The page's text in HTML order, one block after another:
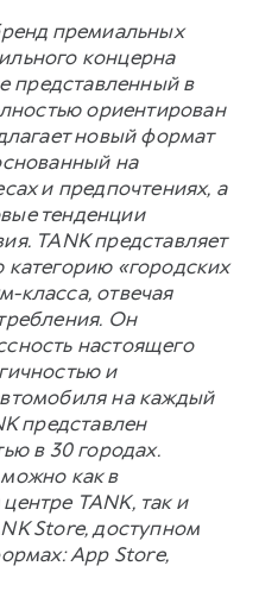
премиальных
концерна
представленный в
ориентирован
новый формат
на
и предпочтениях, а
тенденции
TANK представляет
«городских
класса, отвечая
Он
настоящего
и
на каждый
представлен
в 30 городах.
как в
TANK, так и
Store, доступном
App Store,